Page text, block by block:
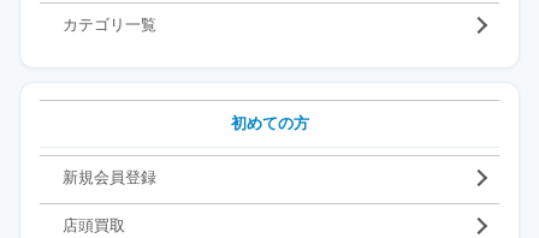
カテゴリ一覧
初めての方
新規会員登録
店頭買取